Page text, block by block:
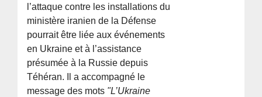
l’attaque contre les installations du
ministère iranien de la Défense
pourrait être liée aux événements
en Ukraine et à l’assistance
présumée à la Russie depuis
Téhéran. Il a accompagné le
message des mots "L’Ukraine